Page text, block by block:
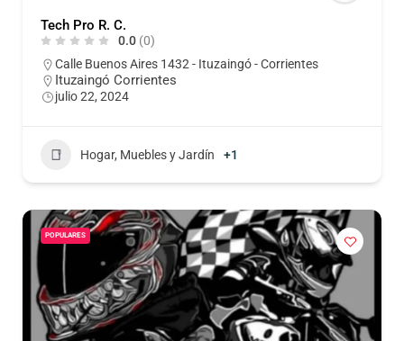
Tech Pro R. C.
0.0 (0)
Calle Buenos Aires 1432 - Ituzaingó - Corrientes
Ituzaingó Corrientes
julio 22, 2024
Hogar, Muebles y Jardín +1
POPULARES